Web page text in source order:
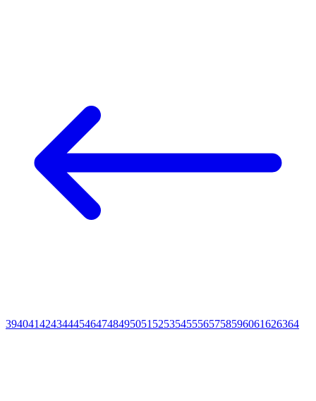
39404142434445464748495051 52535455565758596061626364